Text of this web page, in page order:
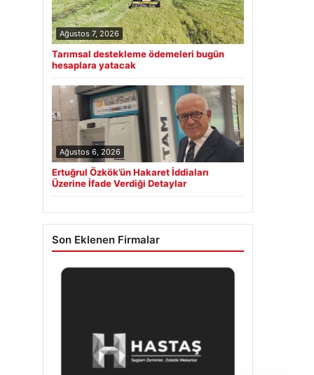
Ağustos 7, 2026
Tarımsal destekleme ödemeleri bugün
hesaplara yatacak
Ağustos 6, 2026
Ertuğrul Özkök’ün Hakaret İddiaları
Üzerine İfade Verdiği Detaylar
Son Eklenen Firmalar